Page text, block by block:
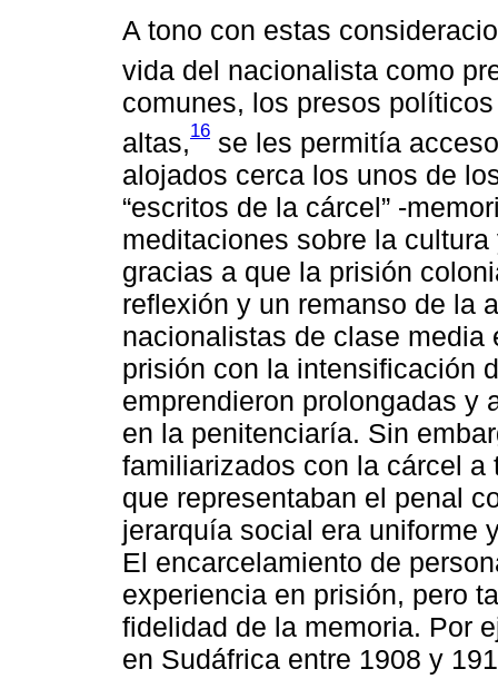
A tono con estas
vida del nacionalista como
comunes, los presos
altas,16 se les permitía
alojados cerca los unos de
“escritos de la cárcel” -
meditaciones sobre la
gracias a que la prisión
reflexión y un remanso de la
nacionalistas de clase media
prisión con la intensificación
emprendieron prolongadas y
en la penitenciaría. Sin
familiarizados con la cárcel
que representaban el penal
jerarquía social era uniforme
El encarcelamiento de
experiencia en prisión, pero
fidelidad de la memoria. Por
en Sudáfrica entre 1908 y